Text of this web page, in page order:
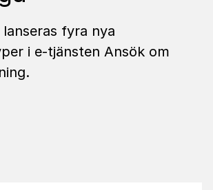
fyra nya
i e-tjänsten Ansök om